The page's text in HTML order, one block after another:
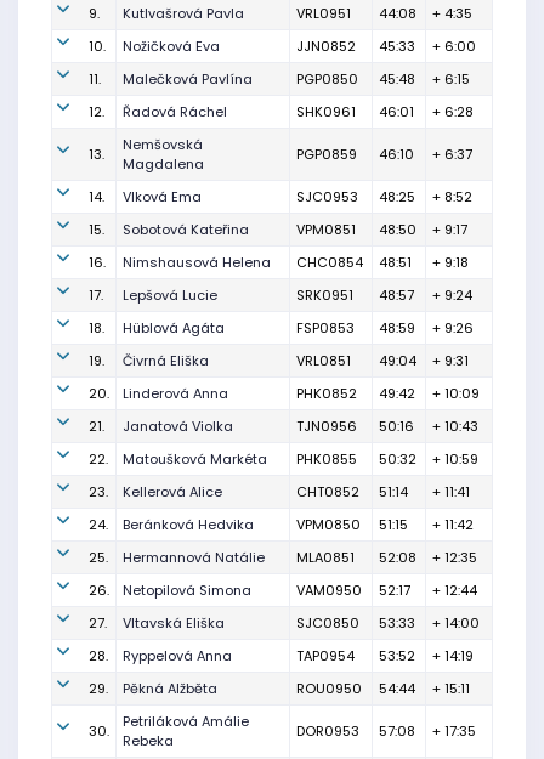
9.
Kutlvašrová Pavla VRL0951 44:08
+ 4:35
10.
Nožičková Eva JJN0852 45:33
+ 6:00
11.
Malečková Pavlína PGP0850 45:48
+ 6:15
12.
Řadová Ráchel SHK0961 46:01 + 6:28
13.
Nemšovská
Magdalena
PGP0859 46:10 + 6:37
14. Vlková Ema SJC0953 48:25
+ 8:52
15.
Sobotová Kateřina VPM0851 48:50
+ 9:17
16.
Nimshausová Helena CHC0854 48:51
+ 9:18
17.
Lepšová Lucie SRK0951 48:57
+ 9:24
18.
Hüblová Agáta FSP0853 48:59
+ 9:26
19.
Čivrná Eliška VRL0851 49:04
+ 9:31
20.
Linderová Anna PHK0852 49:42
+ 10:09
21.
Janatová Violka TJN0956 50:16
+ 10:43
22.
Matoušková Markéta PHK0855 50:32
+ 10:59
23.
Kellerová Alice CHT0852 51:14
+ 11:41
24.
Beránková Hedvika VPM0850 51:15
+ 11:42
25.
Hermannová Natálie MLA0851 52:08
+ 12:35
26.
Netopilová Simona VAM0950 52:17
+ 12:44
27.
Vltavská Eliška SJC0850 53:33
+ 14:00
28.
Ryppelová Anna TAP0954 53:52
+ 14:19
29.
Pěkná Alžběta ROU0950 54:44 + 15:11
30.
Petriláková Amálie
Rebeka
DOR0953 57:08 + 17:35